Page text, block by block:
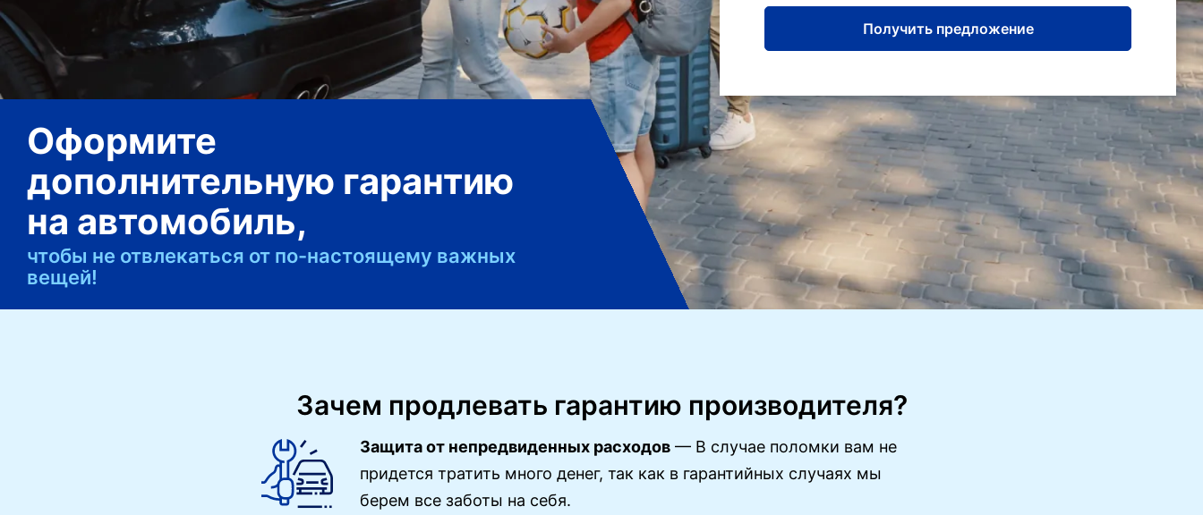
Оформите
дополнительную гарантию
на автомобиль,
чтобы не отвлекаться от по-настоящему важных
вещей!
Получить предложение
Зачем продлевать гарантию производителя?
Защита от непредвиденных расходов — В случае поломки вам не
придется тратить много денег, так как в гарантийных случаях мы
берем все заботы на себя.